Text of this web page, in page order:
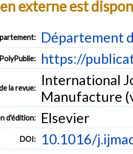
externe est
Département
https://
la revue:
International
Manufacture
d'édition: Elsevier
DOI: 10.1016/